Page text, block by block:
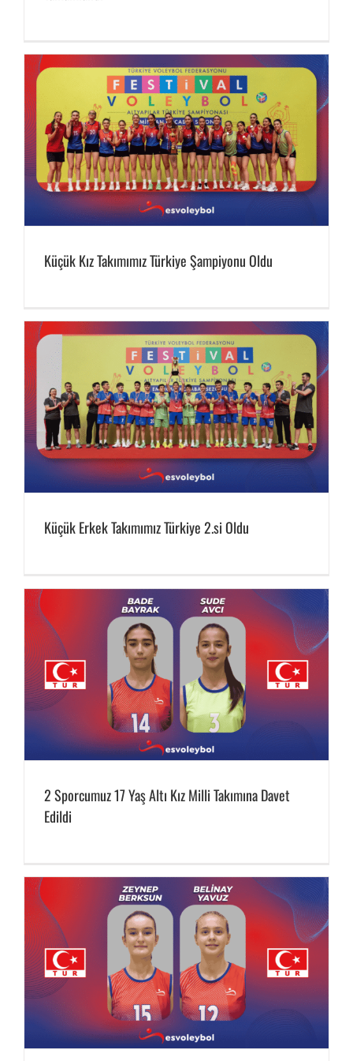
Küçük Kız Takımımız Türkiye Şampiyonu Oldu
Küçük Erkek Takımımız Türkiye 2.si Oldu
2 Sporcumuz 17 Yaş Altı Kız Milli Takımına Davet
Edildi